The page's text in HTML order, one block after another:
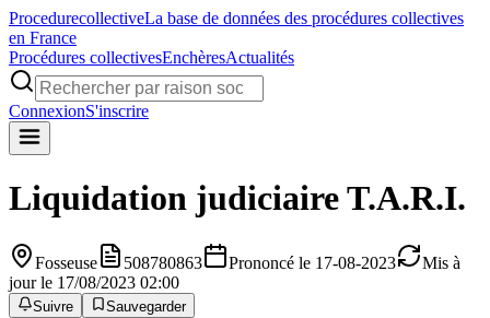
ProcedurecollectiveLa base de données des procédures collectives
en France
Procédures collectivesEnchèresActualités
ConnexionS'inscrire
Liquidation judiciaireT.A.R.I.
Fosseuse 508780863 Prononcé le 17-08-2023
Mis à
jour le 17/08/2023 02:00
Suivre
Sauvegarder